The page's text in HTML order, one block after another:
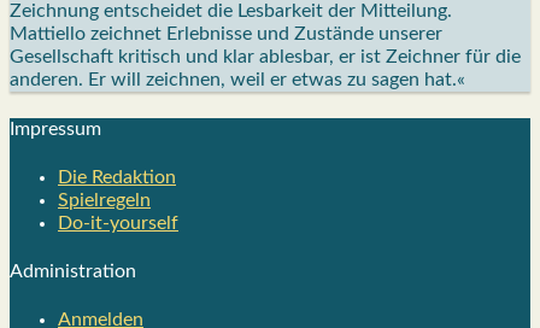
Zeichnung entscheidet die Lesbarkeit der Mitteilung.
Mattiello zeichnet Erlebnisse und Zustände unserer
Gesellschaft kritisch und klar ablesbar, er ist Zeichner für die
anderen. Er will zeichnen, weil er etwas zu sagen hat.«
Impres­sum
Die Redak­ti­on
Spiel­re­geln
Do-it-your­s­elf
Admi­nis­tra­ti­on
Anmelden